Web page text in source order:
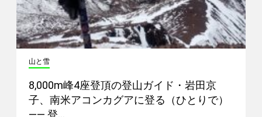
山と雪
8,000m峰4座登頂の登山ガイド・岩田京
子、南米アコンカグアに登る（ひとりで）
—— 登…